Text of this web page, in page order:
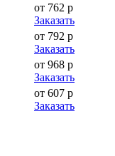
от 762 р
Заказать
от 792 р
Заказать
от 968 р
Заказать
от 607 р
Заказать